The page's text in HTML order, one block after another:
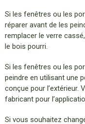
Si les fenêtres ou les
réparer avant de les
remplacer le verre
le bois pourri.
Si les fenêtres ou les
peindre en utilisant une
conçue pour l’extérieur.
fabricant pour
Si vous souhaitez